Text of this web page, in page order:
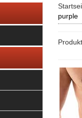
purple